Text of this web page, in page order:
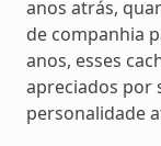
anos atrás,
de companhia
anos, esses
apreciados por
personalidade